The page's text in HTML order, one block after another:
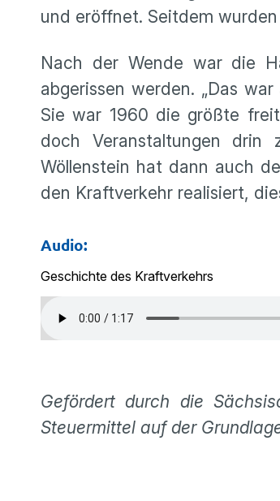
und eröffnet. Seitdem
Nach der Wende war die
abgerissen werden. „Das
Sie war 1960 die größte
doch Veranstaltungen
Wöllenstein hat dann auch
den Kraftverkehr realisiert,
Audio:
Geschichte des Kraftverkehrs
Gefördert durch die
Steuermittel auf der